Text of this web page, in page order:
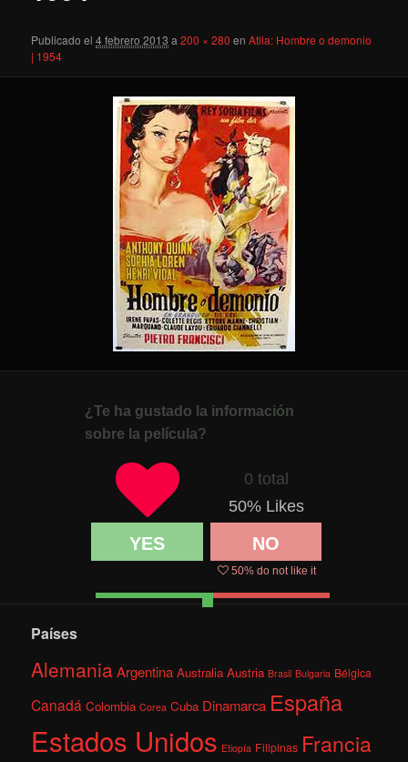
Publicado el 4 febrero 2013 a200 × 280 enAtila: Hombre o demonio
| 1954
¿Te ha gustado la información
sobre la película?
0 total
50% Likes
YES NO
50% do not like it
Países
AlemaniaArgentina Australia Austria Brasil Bulgaria Bélgica
Canadá Colombia Corea Cuba Dinamarca España
Estados Unidos Etiopía Filipinas Francia